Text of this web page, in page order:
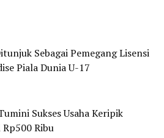
Sebagai Pemegang Lisensi
Piala Dunia U-17
Sukses Usaha Keripik
Ribu